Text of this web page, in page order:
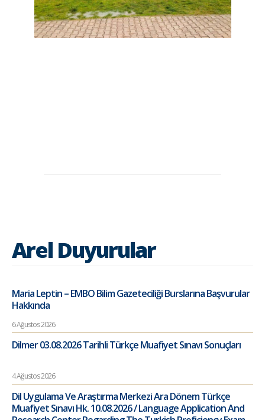
Arel Duyurular
Maria Leptin – EMBO Bilim Gazeteciliği Burslarına Başvurular
Hakkında
6 Ağustos 2026
Dilmer 03.08.2026 Tarihli Türkçe Muafiyet Sınavı Sonuçları
4 Ağustos 2026
Dil Uygulama Ve Araştırma Merkezi Ara Dönem Türkçe
Muafiyet Sınavı Hk. 10.08.2026 / Language Application And